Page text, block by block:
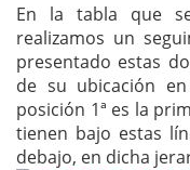
En la tabla que
realizamos un
presentado estas
de su ubicación
posición 1ª es la
tienen bajo estas
debajo, en dicha